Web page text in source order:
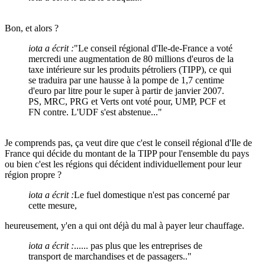
Bon, et alors ?
iota a écrit :"Le conseil régional d'Ile-de-France a voté
mercredi une augmentation de 80 millions d'euros de la
taxe intérieure sur les produits pétroliers (TIPP), ce qui
se traduira par une hausse à la pompe de 1,7 centime
d'euro par litre pour le super à partir de janvier 2007.
PS, MRC, PRG et Verts ont voté pour, UMP, PCF et
FN contre. L'UDF s'est abstenue..."
Je comprends pas, ça veut dire que c'est le conseil régional d'Ile de
France qui décide du montant de la TIPP pour l'ensemble du pays
ou bien c'est les régions qui décident individuellement pour leur
région propre ?
iota a écrit :Le fuel domestique n'est pas concerné par
cette mesure,
heureusement, y'en a qui ont déjà du mal à payer leur chauffage.
iota a écrit :...... pas plus que les entreprises de
transport de marchandises et de passagers.."